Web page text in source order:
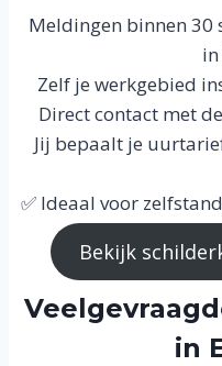
Meldingen binnen 30
Zelf je werkgebied
Direct contact met
Jij bepaalt je
✅ Ideaal voor
Bekijk
in